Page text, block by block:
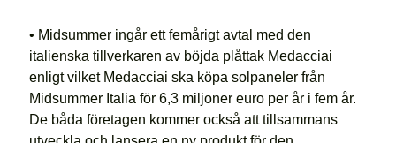
• Midsummer ingår ett femårigt avtal med den
italienska tillverkaren av böjda plåttak Medacciai
enligt vilket Medacciai ska köpa solpaneler från
Midsummer Italia för 6,3 miljoner euro per år i fem år.
De båda företagen kommer också att tillsammans